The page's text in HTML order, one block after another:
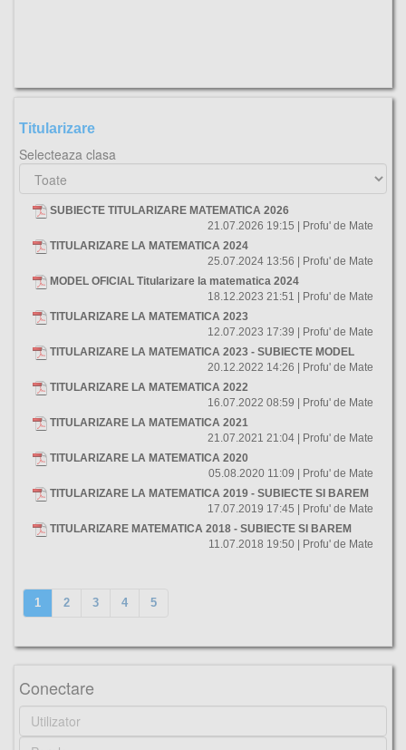
Titularizare
Selecteaza clasa
SUBIECTE TITULARIZARE MATEMATICA 2026
21.07.2026 19:15 | Profu' de Mate
TITULARIZARE LA MATEMATICA 2024
25.07.2024 13:56 | Profu' de Mate
MODEL OFICIAL Titularizare la matematica 2024
18.12.2023 21:51 | Profu' de Mate
TITULARIZARE LA MATEMATICA 2023
12.07.2023 17:39 | Profu' de Mate
TITULARIZARE LA MATEMATICA 2023 - SUBIECTE MODEL
20.12.2022 14:26 | Profu' de Mate
TITULARIZARE LA MATEMATICA 2022
16.07.2022 08:59 | Profu' de Mate
TITULARIZARE LA MATEMATICA 2021
21.07.2021 21:04 | Profu' de Mate
TITULARIZARE LA MATEMATICA 2020
05.08.2020 11:09 | Profu' de Mate
TITULARIZARE LA MATEMATICA 2019 - SUBIECTE SI BAREM
17.07.2019 17:45 | Profu' de Mate
TITULARIZARE MATEMATICA 2018 - SUBIECTE SI BAREM
11.07.2018 19:50 | Profu' de Mate
1 2 3 4 5
Conectare